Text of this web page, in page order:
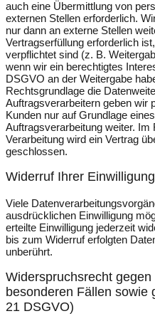
auch eine Übermittlung von
externen Stellen erforderlich.
nur dann an externe Stellen
Vertragserfüllung erforderlich
verpflichtet sind (z. B.
wenn wir ein berechtigtes
DSGVO an der Weitergabe
Rechtsgrundlage die
Auftragsverarbeitern geben wir
Kunden nur auf Grundlage
Auftragsverarbeitung weiter. Im
Verarbeitung wird ein Vertrag
geschlossen.
Widerruf Ihrer
Viele
ausdrücklichen Einwilligung
erteilte Einwilligung jederzeit
bis zum Widerruf erfolgten
unberührt.
Widerspruchsrecht
besonderen Fällen sowie
21 DSGVO)